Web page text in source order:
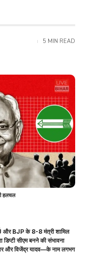
5 MIN READ
हलचल
और BJP के 8-8 मंत्री शामिल
डिप्टी सीएम बनने की संभावना
और विजेंद्र यादव—के नाम लगभग